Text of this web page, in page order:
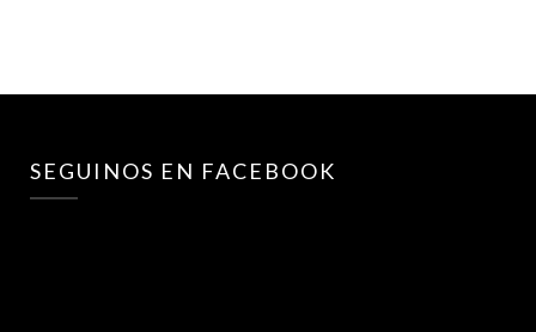
SEGUINOS EN FACEBOOK